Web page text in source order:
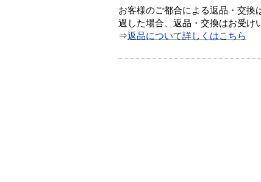
お客様のご都合による返品・交換
過した場合、返品・交換はお受け
⇒返品について詳しくはこちら